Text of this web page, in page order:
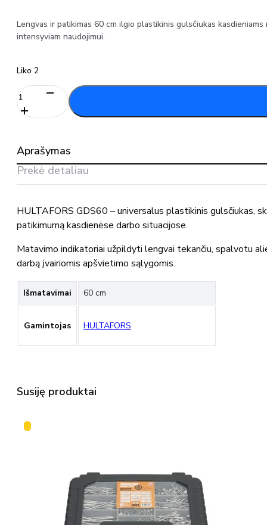
Lengvas ir patikimas 60 cm ilgio plastikinis gulsčiukas
intensyviam naudojimui.
Liko 2
produkto
kiekis:
HULTAFORS
gulsčiukas
60cm
Aprašymas
Prekė detaliau
HULTAFORS GDS60 – universalus plastikinis gulsčiukas,
patikimumą kasdienėse darbo situacijose.
Matavimo indikatoriai užpildyti lengvai tekančiu, spalvotu
darbą įvairiomis apšvietimo sąlygomis.
Išmatavimai 60 cm
Gamintojas HULTAFORS
Susiję produktai